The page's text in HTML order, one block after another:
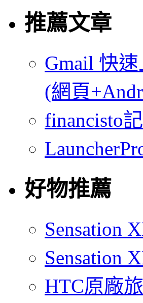
推薦文章
Gmail 快
(網頁
financisto
好物推薦
Sensation
Sensation
HTC原廠